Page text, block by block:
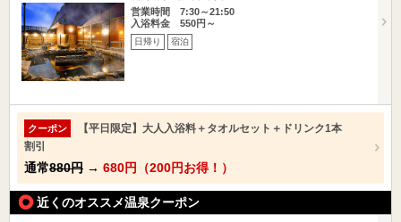
営業時間 7:30～21:50
入浴料金 550円～
日帰り 宿泊
クーポン
【平日限定】大人入浴料＋タオルセット＋ドリンク1本
割引
通常880円 → 680円（200円お得！）
近くのオススメ温泉クーポン